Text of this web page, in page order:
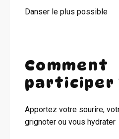
Danser le plus possible
Comment
participer
Apportez votre sourire,
grignoter ou vous hydrater